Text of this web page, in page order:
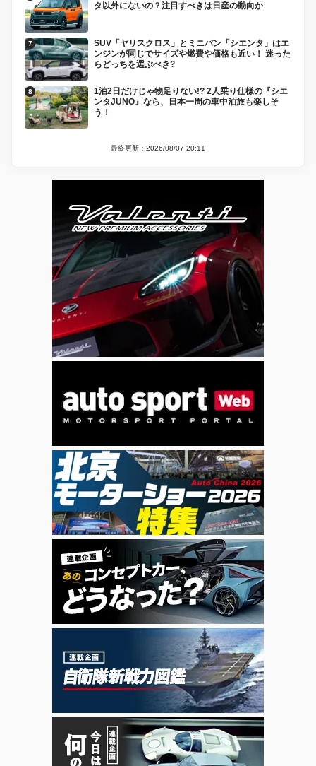
タ以外にないの？注目すべきは日産の動向か
SUV「ヤリスクロス」とミニバン「シエンタ」はエ
ンジンが同じでサイズや燃費や価格も近い！ 迷った
らどっちを選ぶべき?
1泊2日だけじゃ物足りない!? 2人乗り仕様の『シエ
ンタJUNO』なら、日本一周の車中泊旅も楽しそ
う！
最終更新：2026/08/07 20:11